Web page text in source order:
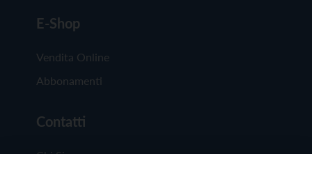
E-Shop
Vendita Online
Abbonamenti
Contatti
Chi Siamo